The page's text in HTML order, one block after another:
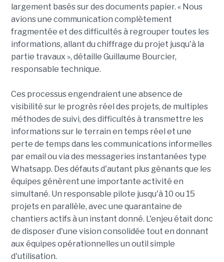
largement basés sur des documents papier. « Nous
avions une communication complètement
fragmentée et des difficultés à regrouper toutes les
informations, allant du chiffrage du projet jusqu'à la
partie travaux », détaille Guillaume Bourcier,
responsable technique.
Ces processus engendraient une absence de
visibilité sur le progrès réel des projets, de multiples
méthodes de suivi, des difficultés à transmettre les
informations sur le terrain en temps réel et une
perte de temps dans les communications informelles
par email ou via des messageries instantanées type
Whatsapp. Des défauts d'autant plus gênants que les
équipes génèrent une importante activité en
simultané. Un responsable pilote jusqu'à 10 ou 15
projets en parallèle, avec une quarantaine de
chantiers actifs à un instant donné. L'enjeu était donc
de disposer d'une vision consolidée tout en donnant
aux équipes opérationnelles un outil simple
d'utilisation.